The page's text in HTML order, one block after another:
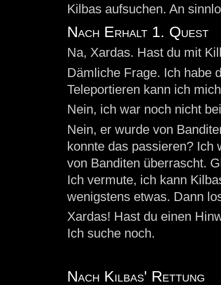
Kilbas aufsuchen. An
Nach Erhalt 1. Quest
Na, Xardas. Hast du mit
Dämliche Frage. Ich habe
Teleportieren kann ich
Nein, ich war noch nicht
Nein, er wurde von
konnte das passieren? Ich
von Banditen überrascht.
Ich vermute, ich kann
wenigstens etwas. Dann
Xardas! Hast du einen
Ich suche noch.
Nach Kilbas' Rettung